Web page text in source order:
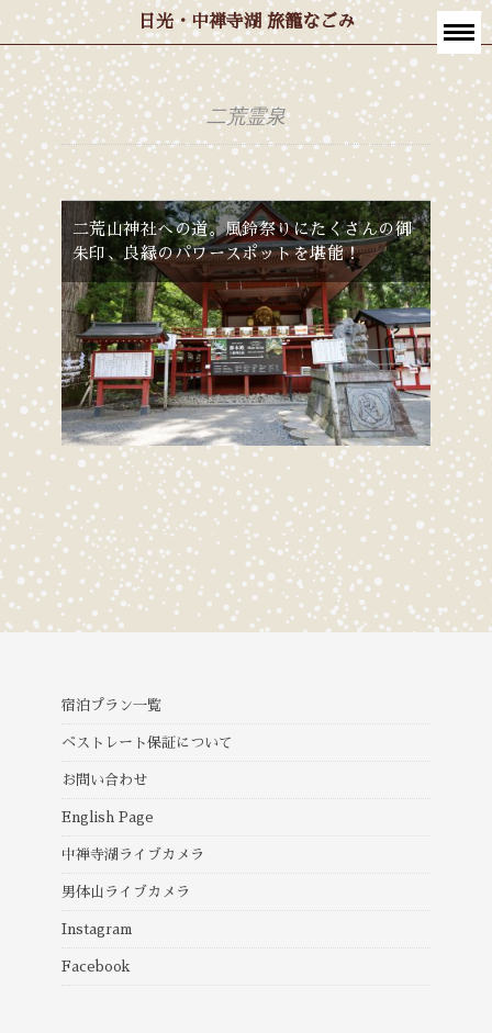
日光・中禅寺湖 旅籠なごみ
二荒霊泉
二荒山神社への道。風鈴祭りにたくさんの御
朱印、良縁のパワースポットを堪能！
宿泊プラン一覧
ベストレート保証について
お問い合わせ
English Page
中禅寺湖ライブカメラ
男体山ライブカメラ
Instagram
Facebook